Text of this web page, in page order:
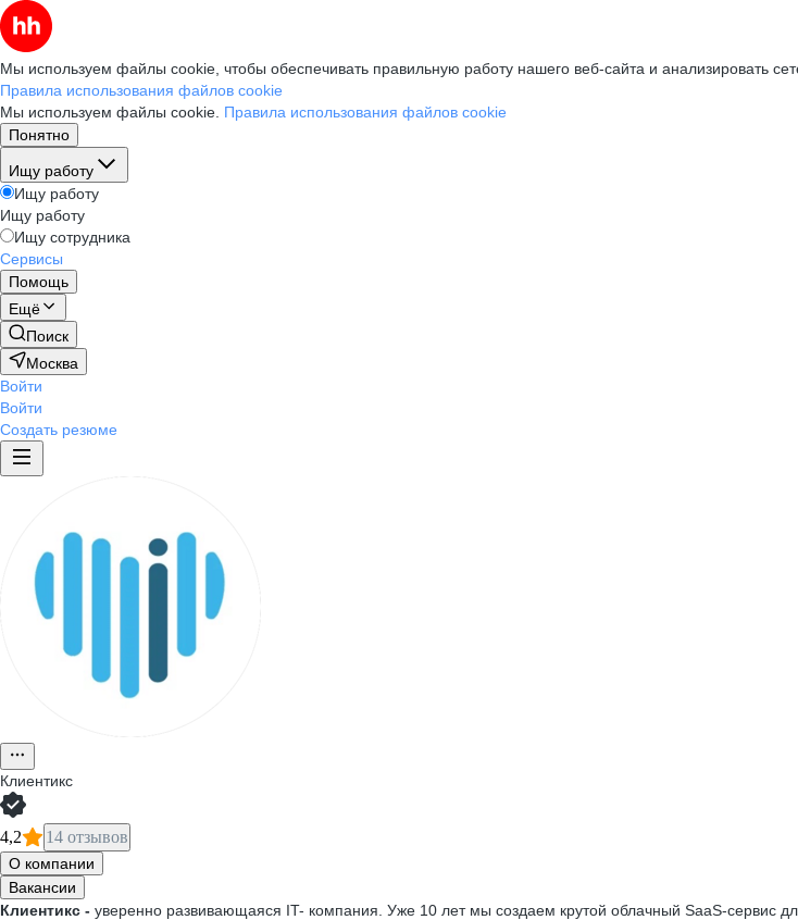
Мы используем файлы cookie, чтобы обеспечивать правильную работу нашего веб-сайта и анализировать
Правила использования файлов cookie
Мы используем файлы cookie. Правила использования файлов cookie
Понятно
Ищу работу
Ищу работу
Ищу работу
Ищу сотрудника
Сервисы
Помощь
Ещё
Поиск
Москва
Войти
Войти
Создать резюме
Клиентикс
4,2 14 отзывов
О компании
Вакансии
Клиентикс - уверенно развивающаяся IT- компания. Уже 10 лет мы создаем крутой облачный SaaS-сервис